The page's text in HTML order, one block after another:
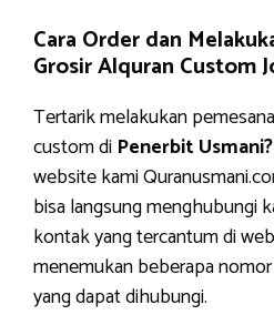
Cara Order dan
Grosir Alquran Custom
Tertarik melakukan
custom di Penerbit Usmani?
website kami
bisa langsung menghubungi
kontak yang tercantum di
menemukan beberapa
yang dapat dihubungi.